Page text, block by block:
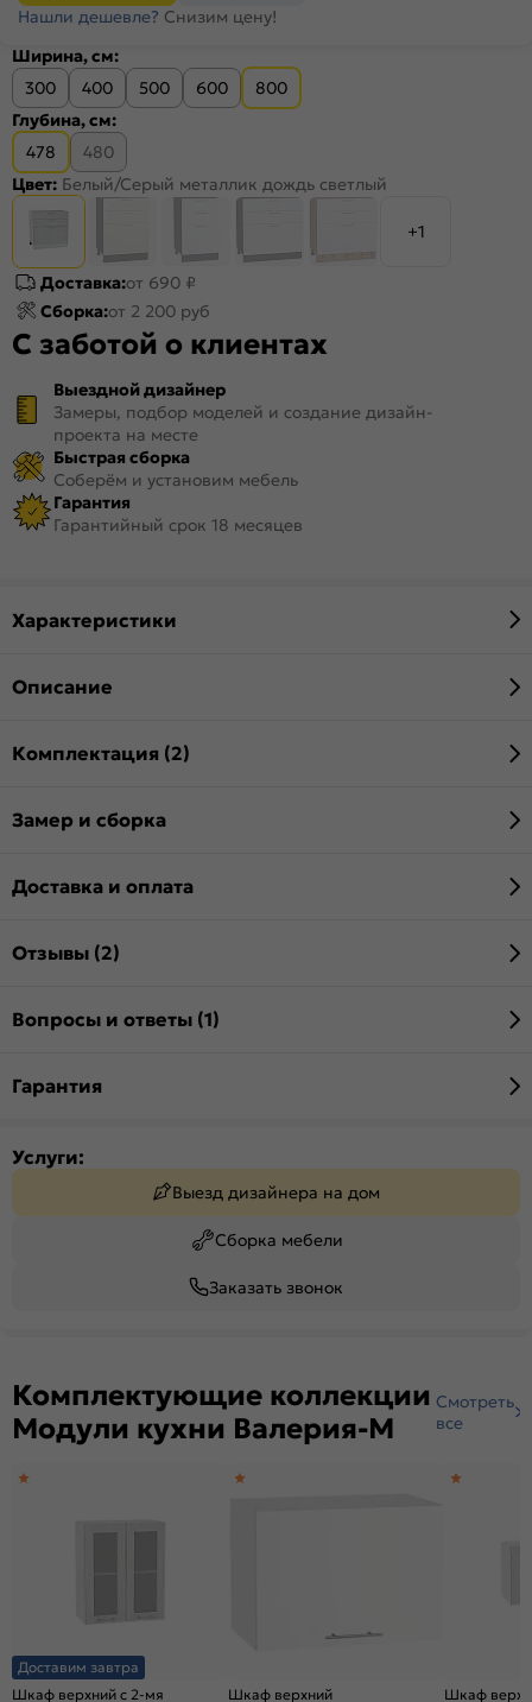
Нашли дешевле? Снизим цену!
Ширина, см:
300
400 500 600
800
Глубина, см:
478
480
Цвет: Белый/Серый металлик дождь светлый
+1
Доставка:от 690 ₽
Сборка:от 2 200 руб
С заботой о клиентах
Выездной дизайнер
Замеры, подбор моделей и создание дизайн-
проекта на месте
Быстрая сборка
Соберём и установим мебель
Гарантия
Гарантийный срок 18 месяцев
Характеристики
Описание
Комплектация (2)
Замер и сборка
Доставка и оплата
Отзывы (2)
Вопросы и ответы (1)
Гарантия
Услуги:
Выезд дизайнера на дом
Сборка мебели
Заказать звонок
Комплектующие коллекции
Модули кухни Валерия-М
Смотреть
все
Доставим завтра
Шкаф верхний с 2-мя
Шкаф верхний
Шкаф